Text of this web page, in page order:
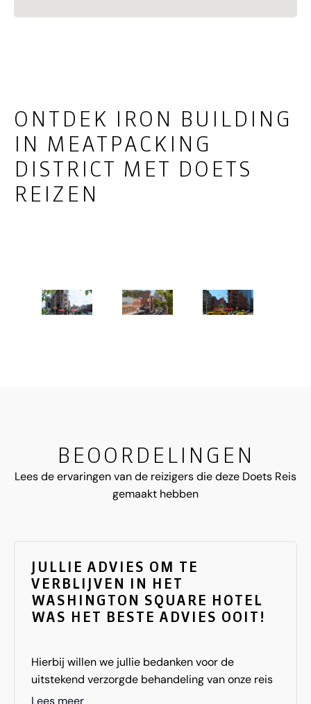
ONTDEK IRON BUILDING
IN MEATPACKING
DISTRICT MET DOETS
REIZEN
BEOORDELINGEN
Lees de ervaringen van de reizigers die deze Doets Reis
gemaakt hebben
JULLIE ADVIES OM TE
VERBLIJVEN IN HET
WASHINGTON SQUARE HOTEL
WAS HET BESTE ADVIES OOIT!
Hierbij willen we jullie bedanken voor de
uitstekend verzorgde behandeling van onze reis
naar New York. De voorbereiding was plezierig en